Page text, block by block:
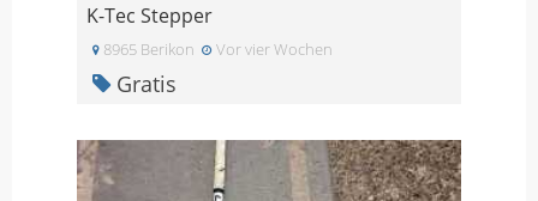
K-Tec Stepper
8965 Berikon Vor vier Wochen
Gratis